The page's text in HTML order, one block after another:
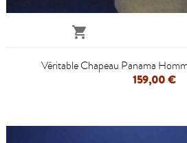

Véritable Chapeau Panama
159,00 €